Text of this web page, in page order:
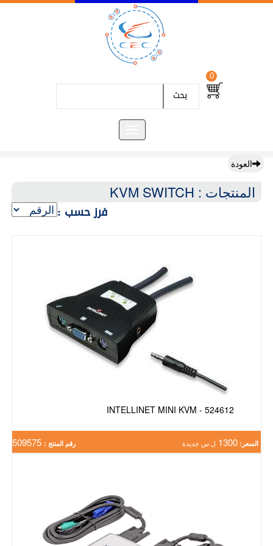
0
بحث
العودة
المنتجات : KVM SWITCH
فرز حسب :
INTELLINET MINI KVM - 524612
السعر: 1300 ل س جديدة رقم المنتج :